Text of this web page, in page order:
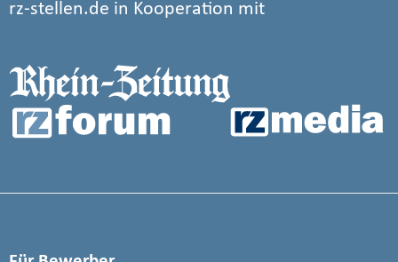
rz-stellen.de in Kooperation mit